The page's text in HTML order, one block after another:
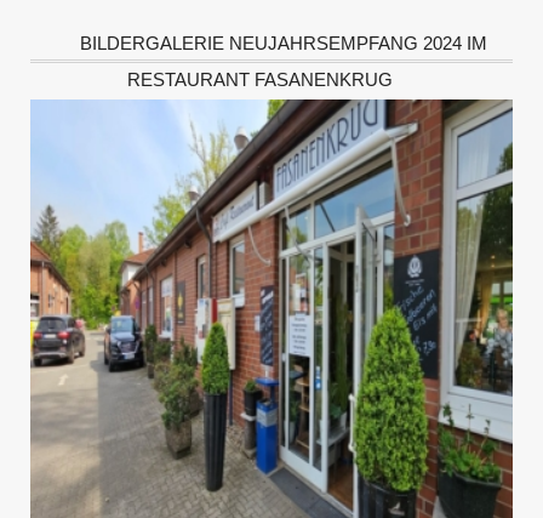
BILDERGALERIE NEUJAHRSEMPFANG 2024 IM
RESTAURANT FASANENKRUG